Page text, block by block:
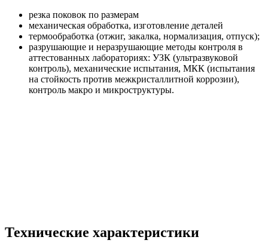
резка поковок по размерам
механическая обработка, изготовление деталей
термообработка (отжиг, закалка, нормализация, отпуск);
разрушающие и неразрушающие методы контроля в
аттестованных лабораториях: УЗК (ультразвуковой
контроль), механические испытания, МКК (испытания
на стойкость против межкристаллитной коррозии),
контроль макро и микроструктуры.
Технические характеристики